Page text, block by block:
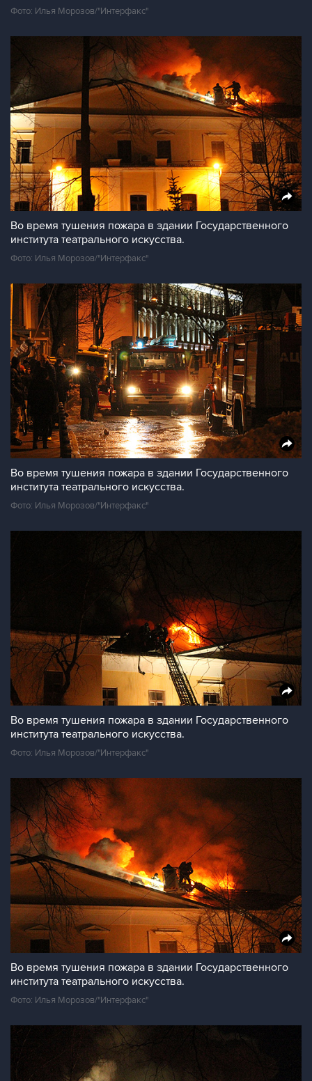
Фото: Илья Морозов/"Интерфакс"
Во время тушения пожара в здании Государственного
института театрального искусства.
Фото: Илья Морозов/"Интерфакс"
Во время тушения пожара в здании Государственного
института театрального искусства.
Фото: Илья Морозов/"Интерфакс"
Во время тушения пожара в здании Государственного
института театрального искусства.
Фото: Илья Морозов/"Интерфакс"
Во время тушения пожара в здании Государственного
института театрального искусства.
Фото: Илья Морозов/"Интерфакс"